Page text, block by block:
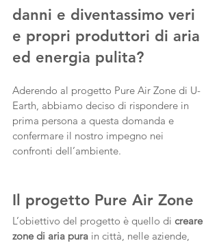
danni e diventassimo veri
e propri produttori di aria
ed energia pulita?
Aderendo al progetto Pure Air Zone di U-
Earth, abbiamo deciso di rispondere in
prima persona a questa domanda e
confermare il nostro impegno nei
confronti dell’ambiente.
Il progetto Pure Air Zone
L’obiettivo del progetto è quello di creare
zone di aria pura in città, nelle aziende,